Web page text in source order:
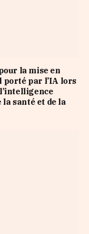
la mise en
porté par l’IA lors
santé et de la